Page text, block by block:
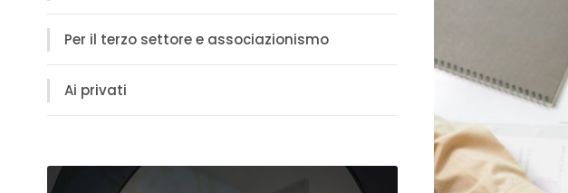
Per il terzo settore e associazionismo
Ai privati